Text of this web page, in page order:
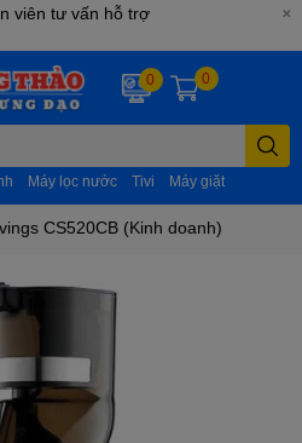
Máy lọc nước Tivi Máy giặt
0 0
CS520CB (Kinh doanh)